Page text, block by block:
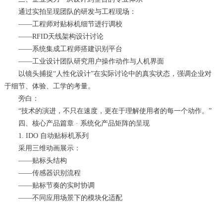
通过实拍呈现团队的研发与工程现场：
——工程师对贴标机细节进行调校
——RFID天线架构设计讨论
——系统集成工程师搭建识别平台
——工业设计团队研究用户操作动作与人机界面
以镜头捕捉“人性化设计”在实际讨论中的真实状态，强调企业对
于细节、体验、工学的考量。
旁白：
“技术的演进，不只在速度，更在于理解使用者的每一个动作。”
四、核心产品篇章 · 系统化产品矩阵的呈现
1. IDO 自动贴标机系列
采用三维动画展示：
——贴标头结构
——传感器识别流程
——贴标节奏的实时协调
——不同应用场景下的模块化适配